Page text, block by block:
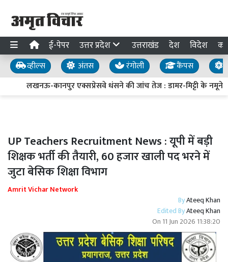
ई-पेपर उत्तर प्रदेश उत्तराखंड देश विदेश
व्हील्स अंतस रंगोली कैंपस
लखनऊ-कानपुर एक्सप्रेसवे धंसने की जांच तेज : डामर-मिट्टी के नमूने
UP Teachers Recruitment News : यूपी में बड़ी
शिक्षक भर्ती की तैयारी, 60 हजार खाली पद भरने में
जुटा बेसिक शिक्षा विभाग
Amrit Vichar Network
ByAteeq Khan
Edited ByAteeq Khan
On 11 Jun 2026 11:38:20